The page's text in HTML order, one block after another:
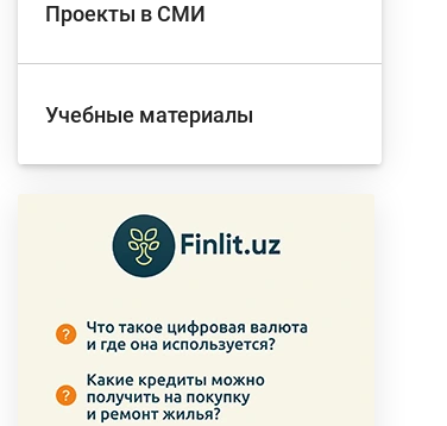
Проекты в СМИ
Учебные материалы